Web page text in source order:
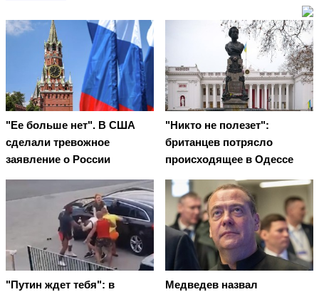
"Ее больше нет". В США
сделали тревожное
заявление о России
"Никто не полезет":
британцев потрясло
происходящее в Одессе
"Путин ждет тебя": в
Медведев назвал